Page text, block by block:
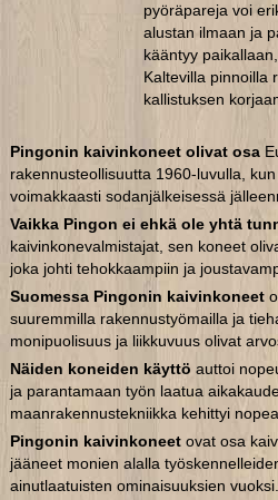
pyöräpareja voi
alustan ilmaan ja
kääntyy
Kaltevilla pinnoilla
kallistuksen
Pingonin kaivinkoneet olivat osa
rakennusteollisuutta 1960-luvulla,
voimakkaasti sodanjälkeisessä
Vaikka Pingon ei ehkä ole yhtä
kaivinkonevalmistajat, sen koneet
joka johti tehokkaampiin ja
Suomessa Pingonin kaivinkoneet
suuremmilla rakennustyömailla ja
monipuolisuus ja liikkuvuus olivat
Näiden koneiden käyttö auttoi
ja parantamaan työn laatua
maanrakennustekniikka kehittyi
Pingonin kaivinkoneetovat osa
jääneet monien alalla
ainutlaatuisten ominaisuuksien vuoksi.